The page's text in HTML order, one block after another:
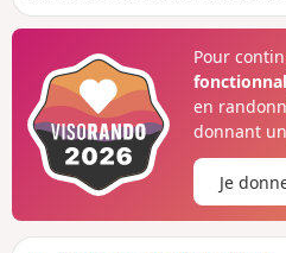
verrez aussi quelques tonnes
et notamment devant lePour
en
donnant
Je